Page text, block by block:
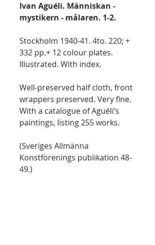
Ivan Aguéli. Människan -
mystikern - målaren. 1-2.
Stockholm 1940-41. 4to. 220; +
332 pp.+ 12 colour plates.
Illustrated. With index.
Well-preserved half cloth, front
wrappers preserved. Very fine.
With a catalogue of Aguéli’s
paintings, listing 255 works.
(Sveriges Allmänna
Konstförenings publikation 48-
49.)